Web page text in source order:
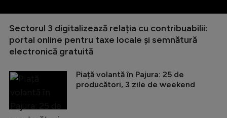
Sectorul 3 digitalizează relația cu contribuabilii:
portal online pentru taxe locale și semnătură
electronică gratuită
Piață volantă în Pajura: 25 de
producători, 3 zile de weekend